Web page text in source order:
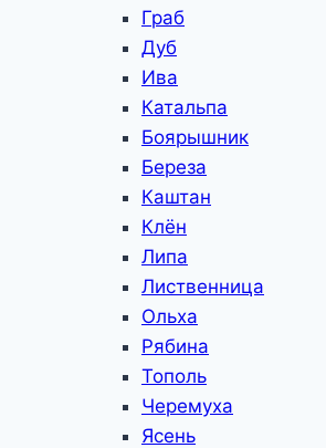
Граб
Дуб
Ива
Катальпа
Боярышник
Береза
Каштан
Клён
Липа
Лиственница
Ольха
Рябина
Тополь
Черемуха
Ясень